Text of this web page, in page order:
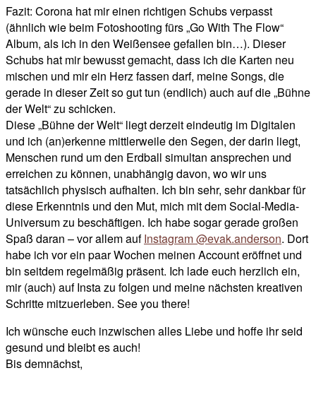
Fazit: Corona hat mir einen richtigen Schubs verpasst
(ähnlich wie beim Fotoshooting fürs „Go With The Flow“
Album, als ich in den Weißensee gefallen bin…). Dieser
Schubs hat mir bewusst gemacht, dass ich die Karten neu
mischen und mir ein Herz fassen darf, meine Songs, die
gerade in dieser Zeit so gut tun (endlich) auch auf die „Bühne
der Welt“ zu schicken.
Diese „Bühne der Welt“ liegt derzeit eindeutig im Digitalen
und ich (an)erkenne mittlerweile den Segen, der darin liegt,
Menschen rund um den Erdball simultan ansprechen und
erreichen zu können, unabhängig davon, wo wir uns
tatsächlich physisch aufhalten. Ich bin sehr, sehr dankbar für
diese Erkenntnis und den Mut, mich mit dem Social-Media-
Universum zu beschäftigen. Ich habe sogar gerade großen
Spaß daran – vor allem aufInstagram @evak.anderson. Dort
habe ich vor ein paar Wochen meinen Account eröffnet und
bin seitdem regelmäßig präsent. Ich lade euch herzlich ein,
mir (auch) auf Insta zu folgen und meine nächsten kreativen
Schritte mitzuerleben. See you there!
Ich wünsche euch inzwischen alles Liebe und hoffe ihr seid
gesund und bleibt es auch!
Bis demnächst,